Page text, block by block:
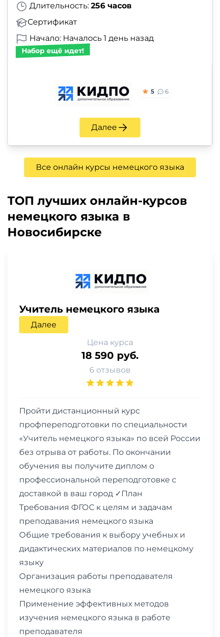
Длительность: 256 часов
Сертификат
Начало: Началось 1 день назад
Набор ещё идет!
5 6
Далее
Все онлайн курсы немецкого языка
ТОП лучших онлайн-курсов
немецкого языка в
Новосибирске
Учитель немецкого языка
Далее
Цена курса
18 590 руб.
6 отзывов
Пройти дистанционный курс
профпереподготовки по специальности
«Учитель немецкого языка» по всей России
без отрыва от работы. По окончании
обучения вы получите диплом о
профессиональной переподготовке с
доставкой в ваш город ✓План
Требования ФГОС к целям и задачам
преподавания немецкого языка
Общие требования к выбору учебных и
дидактических материалов по немецкому
языку
Организация работы преподавателя
немецкого языка
Применение эффективных методов
изучения немецкого языка в работе
преподавателя